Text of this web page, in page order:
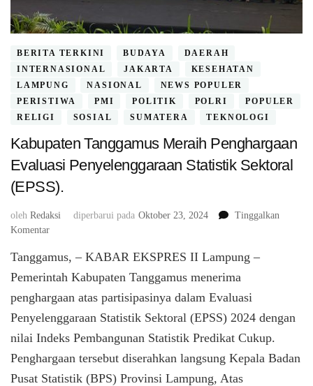
BERITA TERKINI BUDAYA
DAERAH
INTERNASIONAL
JAKARTA
KESEHATAN
LAMPUNG
NASIONAL
NEWS POPULER
PERISTIWA
PMI POLITIK POLRI
POPULER
RELIGI
SOSIAL SUMATERA TEKNOLOGI
Kabupaten Tanggamus Meraih Penghargaan
Evaluasi Penyelenggaraan Statistik Sektoral
(EPSS).
oleh Redaksi diperbarui pada Oktober 23, 2024
Tinggalkan
Komentarpada
Tanggamus
Meraih
Evaluasi
Penyelenggaraan
Statistik
(EPSS).
Tanggamus, – KABAR EKSPRES II Lampung –
Pemerintah Kabupaten Tanggamus menerima
penghargaan atas partisipasinya dalam Evaluasi
Penyelenggaraan Statistik Sektoral (EPSS) 2024 dengan
nilai Indeks Pembangunan Statistik Predikat Cukup.
Penghargaan tersebut diserahkan langsung Kepala Badan
Pusat Statistik (BPS) Provinsi Lampung, Atas